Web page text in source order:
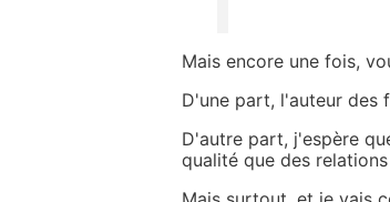
Mais encore une fois,
D'une part, l'auteur des
D'autre part, j'espère
qualité que des